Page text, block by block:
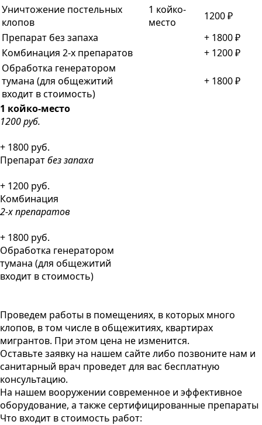
Уничтожение постельных
клопов
1 койко-
место
1200 ₽
Препарат без запаха
+ 1800₽
Комбинация 2-х препаратов
+ 1200₽
Обработка генератором
тумана (для общежитий
входит в стоимость)
+ 1800₽
1 койко-место
1200 руб.
+ 1800 руб.
Препаратбез запаха
+ 1200 руб.
Комбинация
2-х препаратов
+ 1800 руб.
Обработка генератором
тумана (для общежитий
входит в стоимость)
Проведем работы в помещениях, в которых много
клопов, в том числе в общежитиях, квартирах
мигрантов. При этом цена не изменится.
Оставьте заявку на нашем сайте либо позвоните нам и
санитарный врач проведет для вас бесплатную
консультацию.
На нашем вооружении современное и эффективное
оборудование, а также сертифицированные препараты
Что входит в стоимость работ: